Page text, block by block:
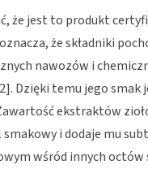
że jest to produkt
że składniki
nawozów i
Dzięki temu jego smak
ekstraktów
i dodaje mu
wśród innych octów